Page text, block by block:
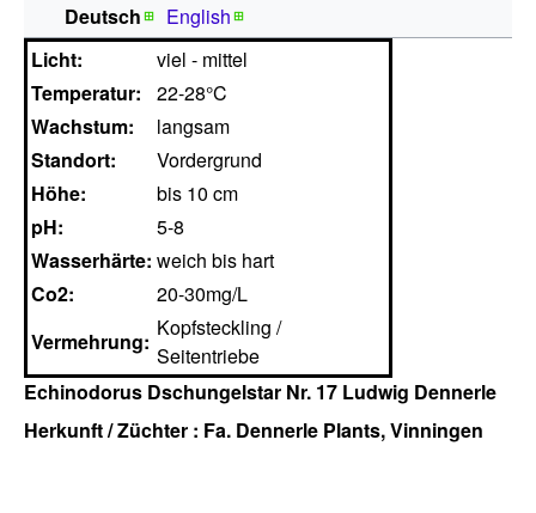
Deutsch
English
Licht:
viel - mittel
Temperatur:
22-28°C
Wachstum:
langsam
Standort:
Vordergrund
Höhe:
bis 10 cm
pH:
5-8
Wasserhärte: weich bis hart
Co2:
20-30mg/L
Vermehrung:
Kopfsteckling /
Seitentriebe
Echinodorus Dschungelstar Nr. 17 Ludwig Dennerle
Herkunft / Züchter : Fa. Dennerle Plants, Vinningen